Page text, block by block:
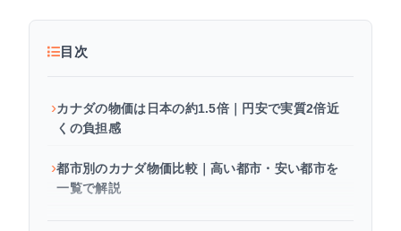
目次
カナダの物価は日本の約1.5倍｜円安で実質2倍近
くの負担感
都市別のカナダ物価比較｜高い都市・安い都市を
一覧で解説